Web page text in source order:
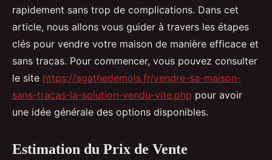
rapidement sans trop de complications. Dans cet
article, nous allons vous guider à travers les étapes
clés pour vendre votre maison de manière efficace et
sans tracas. Pour commencer, vous pouvez consulter
le site https://agathedemois.fr/vendre-sa-maison-
sans-tracas-la-solution-vendu-vite.php pour avoir
une idée générale des options disponibles.
Estimation du Prix de Vente